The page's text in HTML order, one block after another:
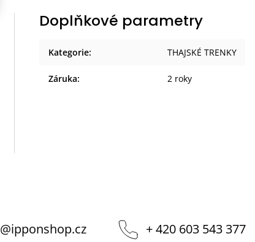
Doplňkové parametry
Kategorie: THAJSKÉ TRENKY
Záruka: 2 roky
@ipponshop.cz + 420 603 543 377